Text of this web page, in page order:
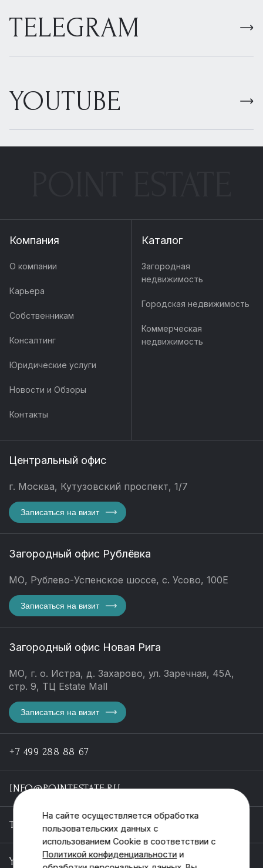
TELEGRAM
YOUTUBE
Компания
О компании
Карьера
Собственникам
Консалтинг
Юридические услуги
Новости и Обзоры
Контакты
Каталог
Загородная
недвижимость
Городская недвижимость
Коммерческая
недвижимость
Центральный офис
г. Москва, Кутузовский проспект, 1/7
Записаться на визит
Загородный офис Рублёвка
МО, Рублево-Успенское шоссе, с. Усово, 100Е
Записаться на визит
Загородный офис Новая Рига
МО, г. о. Истра, д. Захарово, ул. Заречная, 45А,
стр. 9, ТЦ Estate Mall
Записаться на визит
+7 499 288 88 67
INFO@POINTESTATE.RU
TELEGRAM
YOUTUBE
На сайте осуществляется обработка
пользовательских данных с
использованием Cookie в соответствии с
Политикой конфиденциальности и